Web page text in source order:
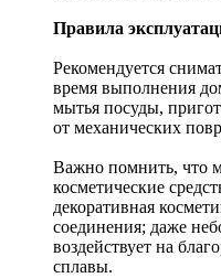
Правила
Рекомендуется
время выполнения
мытья посуды,
от механических
Важно помнить, что
косметические
декоративная
соединения; даже
воздействует на
сплавы.